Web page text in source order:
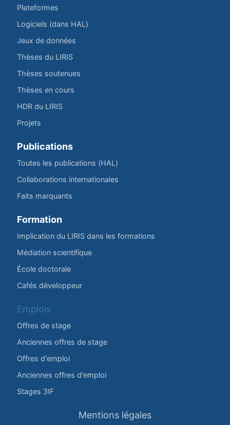
Plateformes
Logiciels (dans HAL)
Jeux de données
Thèses du LIRIS
Thèses soutenues
Thèses en cours
HDR du LIRIS
Projets
Publications
Toutes les publications (HAL)
Collaborations internationales
Faits marquants
Formation
Implication du LIRIS dans les formations
Médiation scientifique
École doctorale
Cafés développeur
Emplois
Offres de stage
Anciennes offres de stage
Offres d'emploi
Anciennes offres d'emploi
Stages 3IF
Mentions légales